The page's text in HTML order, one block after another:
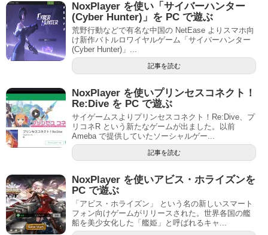
NoxPlayer を使い「サイバーハンター
(Cyber Hunter)」を PC で遊ぶ
荒野行動などで有名な中国の NetEase よりスマホ向
け新作バトルロワイヤルゲーム「サイバーハンター
(Cyber Hunter)」...
記事を読む
NoxPlayer を使いプリンセスコネクト！
Re:Dive を PC で遊ぶ
サイゲームスよりプリンセスコネクト！Re:Dive、プ
リコネR という新たなゲームが出ました。以前
Ameba で提供していたソーシャルゲー...
記事を読む
NoxPlayer を使いアビス・ホライズンを
PC で遊ぶ
「アビス・ホライズン」 という名の新しいスマート
フォン向けゲームがリリースされた。世界各国の艦
船を美少女化した「艦姫」と呼ばれるキャ...